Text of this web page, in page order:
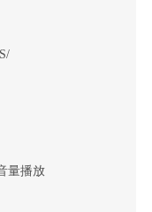
量播放